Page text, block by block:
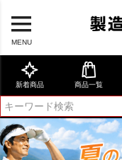
MENU
新着商品 商品一覧